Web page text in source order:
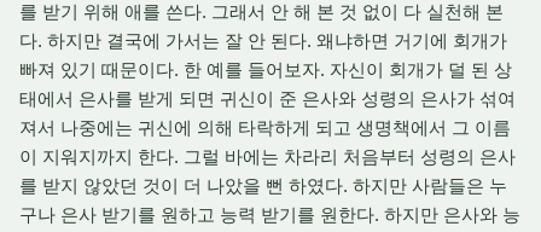
를 받기 위해 애를 쓴다. 그래서 안 해 본 것 없이 다 실천해 본
다. 하지만 결국에 가서는 잘 안 된다. 왜냐하면 거기에 회개가
빠져 있기 때문이다. 한 예를 들어보자. 자신이 회개가 덜 된 상
태에서 은사를 받게 되면 귀신이 준 은사와 성령의 은사가 섞여
져서 나중에는 귀신에 의해 타락하게 되고 생명책에서 그 이름
이 지워지까지 한다. 그럴 바에는 차라리 처음부터 성령의 은사
를 받지 않았던 것이 더 나았을 뻔 하였다. 하지만 사람들은 누
구나 은사 받기를 원하고 능력 받기를 원한다. 하지만 은사와 능